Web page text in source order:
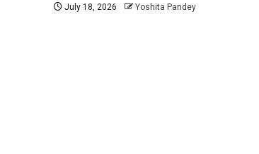
July 18, 2026 Yoshita Pandey